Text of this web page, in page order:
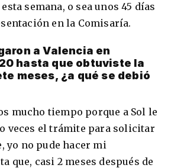
semana, o sea unos 45 días
en la Comisaría.
a Valencia en
hasta que obtuviste la
meses, ¿a qué se debió
mucho tiempo porque a Sol le
veces el trámite para solicitar
yo no pude hacer mi
que, casi 2 meses después de